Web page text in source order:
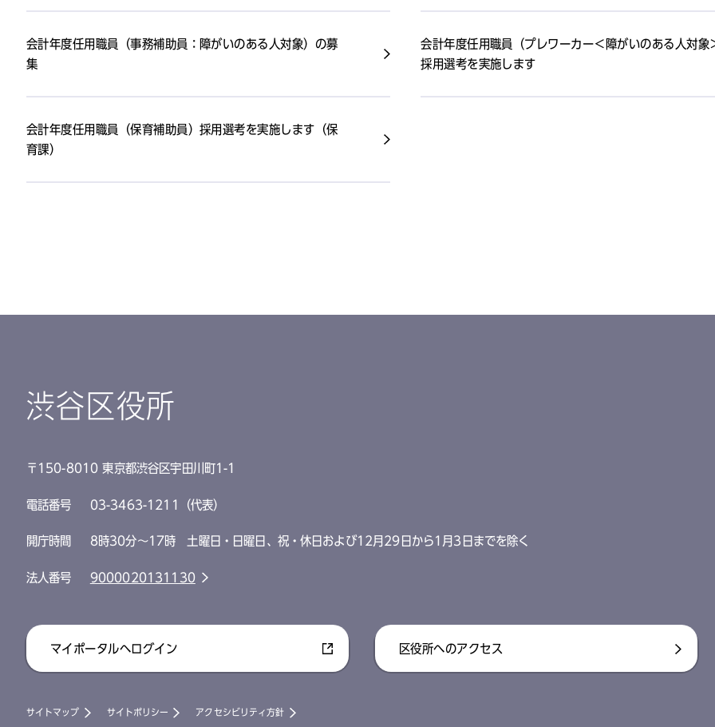
会計年度任用職員（事務補助員：障がいのある人対象）の募
集
会計年度任用職員（プレワーカー＜障がいのある人対象
採用選考を実施します
会計年度任用職員（保育補助員）採用選考を実施します（保
育課）
渋谷区役所
〒150-8010 東京都渋谷区宇田川町1-1
電話番号 03-3463-1211（代表）
開庁時間 8時30分～17時 土曜日・日曜日、祝・休日および12月29日から1月3日までを除く
法人番号 9000020131130
マイポータルへログイン 区役所へのアクセス
サイトマップ サイトポリシー アクセシビリティ方針